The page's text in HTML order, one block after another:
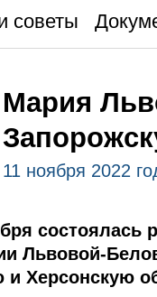
советы
Мария
11 ноября 2022
состоялась
Львовой-
и Херсонскую